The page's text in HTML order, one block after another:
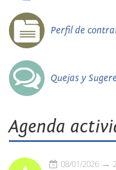
Perfil de
Quejas y
Agenda
08/01/2026